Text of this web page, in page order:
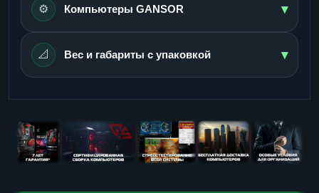
⚙️ Компьютеры GANSOR ▾
📐 Вес и габариты с упаковкой ▾